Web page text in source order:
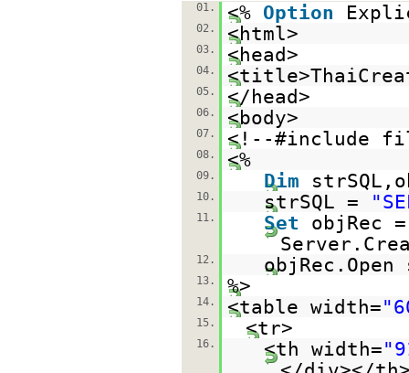
01. <% Option
02. <html>
03. <head>
04.
05. </head>
06. <body>
07. <!--#include
08. <%
09. Dim
10. strSQL =
11. Set
objRec =
12.
13. %>
14. <table width=
15. <tr>
16. <th width=